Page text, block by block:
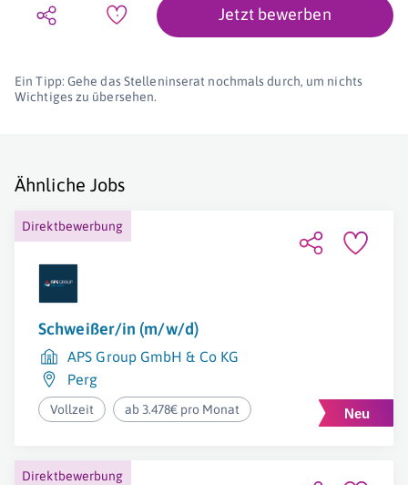
Jetzt bewerben
Ein Tipp: Gehe das Stelleninserat nochmals durch, um nichts
Wichtiges zu übersehen.
Ähnliche Jobs
Direktbewerbung
Schweißer/in (m/w/d)
APS Group GmbH & Co KG
Perg
Vollzeit ab 3.478€ pro Monat
Direktbewerbung